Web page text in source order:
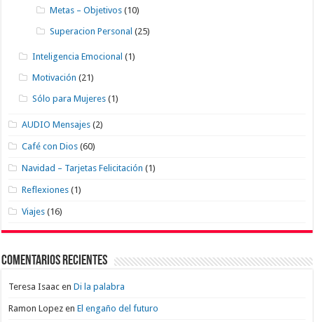
Metas – Objetivos (10)
Superacion Personal (25)
Inteligencia Emocional (1)
Motivación (21)
Sólo para Mujeres (1)
AUDIO Mensajes (2)
Café con Dios (60)
Navidad – Tarjetas Felicitación (1)
Reflexiones (1)
Viajes (16)
Comentarios recientes
Teresa Isaac enDi la palabra
Ramon Lopez enEl engaño del futuro